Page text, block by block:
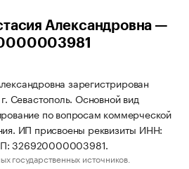
Александровна —
зарегистрирован
Севастополь. Основной вид
по вопросам коммерческой
ИП присвоены реквизиты ИНН:
326920000003981.
государственных источников.